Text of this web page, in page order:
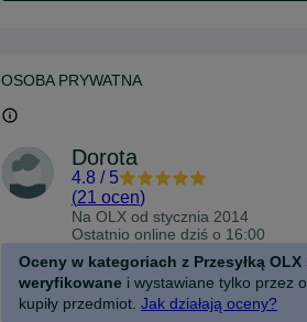
OSOBA PRYWATNA
Dorota
4.8 / 5
(21 ocen)
Na OLX od stycznia 2014
Ostatnio online dziś o 16:00
Oceny w kategoriach z Przesyłką OLX
weryfikowane i wystawiane tylko przez
kupiły przedmiot. Jak działają oceny?